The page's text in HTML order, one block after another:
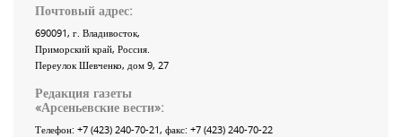
Почтовый адрес:
690091, г. Владивосток,
Приморский край, Россия
Переулок Шевченко, дом 9, 27
Редакция газеты
«Арсеньевские вести»:
Телефон: +7 (423) 240-70-21, факс: +7 (423) 240-70-22